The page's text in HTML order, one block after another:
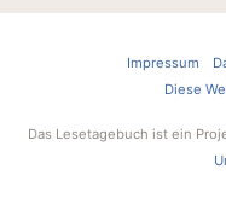
Impressum
Diese
Das Lesetagebuch ist ein